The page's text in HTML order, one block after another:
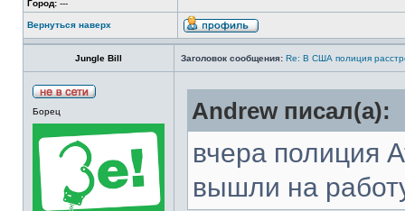
Город: ---
Вернуться наверх
Jungle Bill Заголовок сообщения: Re: В США полиция
Борец Аndrew писал(а):
вчера полиция
вышли на